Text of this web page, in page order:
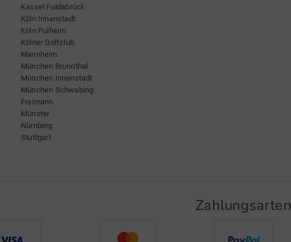
Kassel Fuldabrück
Köln Innenstadt
Köln Pulheim
Kölner Golfclub
Mannheim
München Brunnthal
München Innenstadt
München Schwabing
Freimann
Münster
Nürnberg
Stuttgart
Zahlungsarten